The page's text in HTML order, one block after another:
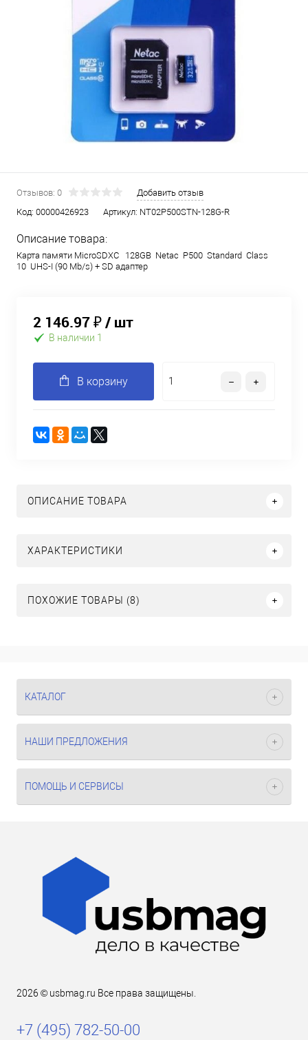
Отзывов: 0
Добавить отзыв
Код: 00000426923 Артикул: NT02P500STN-128G-R
Описание товара:
Карта памяти MicroSDXC 128GB Netac P500 Standard Class
10 UHS-I (90 Mb/s) + SD адаптер
2 146.97 ₽/ шт
В наличии 1
В корзину
ОПИСАНИЕ ТОВАРА
ХАРАКТЕРИСТИКИ
ПОХОЖИЕ ТОВАРЫ (8)
КАТАЛОГ
НАШИ ПРЕДЛОЖЕНИЯ
ПОМОЩЬ И СЕРВИСЫ
2026 © usbmag.ru Все права защищены.
+7 (495) 782-50-00